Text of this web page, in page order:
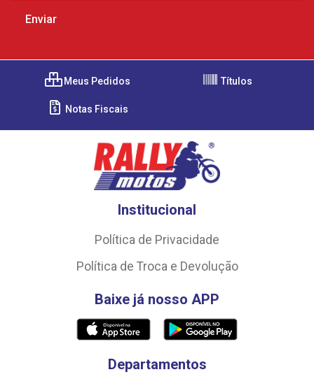
Meus Pedidos Títulos
Notas Fiscais
Institucional
Política de Privacidade
Política de Troca e Devolução
Baixe já nosso APP
Departamentos